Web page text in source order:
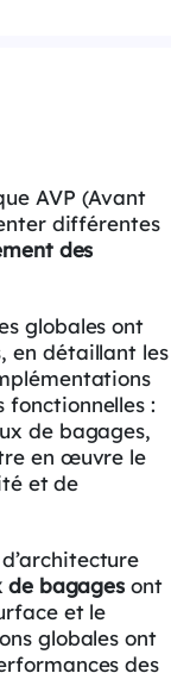
AVP (Avant
différentes
des
globales ont
en détaillant les
fonctionnelles :
de bagages,
en œuvre le
et de
de bagages ont
et le
globales ont
des